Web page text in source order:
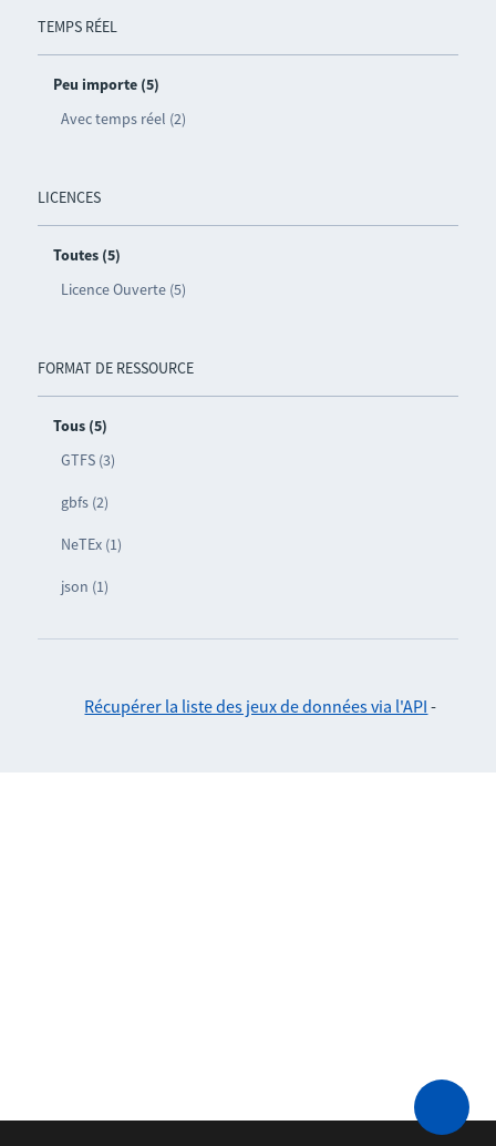
TEMPS RÉEL
Peu importe (5)
Avec temps réel (2)
LICENCES
Toutes (5)
Licence Ouverte (5)
FORMAT DE RESSOURCE
Tous (5)
GTFS (3)
gbfs (2)
NeTEx (1)
json (1)
Récupérer la liste des jeux de données via l'API -